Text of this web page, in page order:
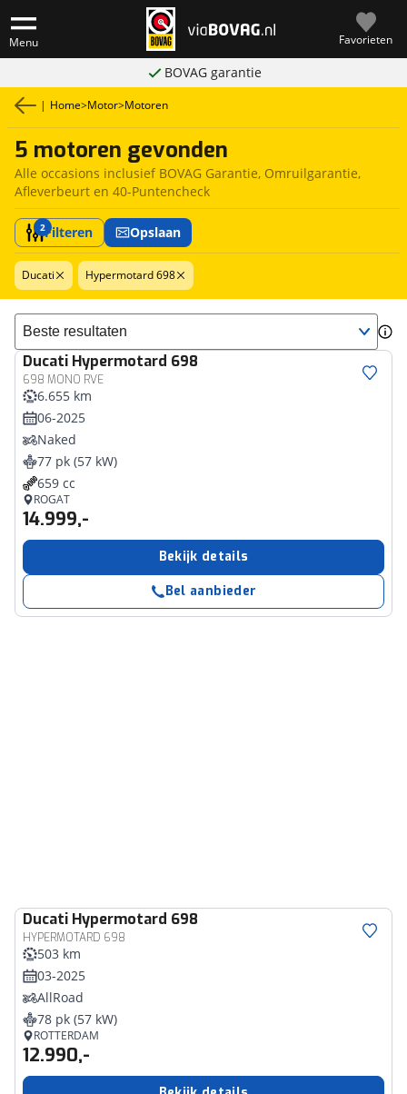
Menu Favorieten
BOVAG garantie
| Home>Motor>Motoren
5 motoren gevonden
Alle occasions inclusief BOVAG Garantie, Omruilgarantie,
Afleverbeurt en 40-Puntencheck
2Filteren Opslaan
Ducati Hypermotard 698
Sorteer resultaten
Ducati Hypermotard 698
698 MONO RVE
6.655 km
06-2025
Naked
77 pk (57 kW)
659 cc
ROGAT
14.999,-
Bekijk details
Bel aanbieder
Ducati Hypermotard 698
HYPERMOTARD 698
503 km
03-2025
AllRoad
78 pk (57 kW)
ROTTERDAM
12.990,-